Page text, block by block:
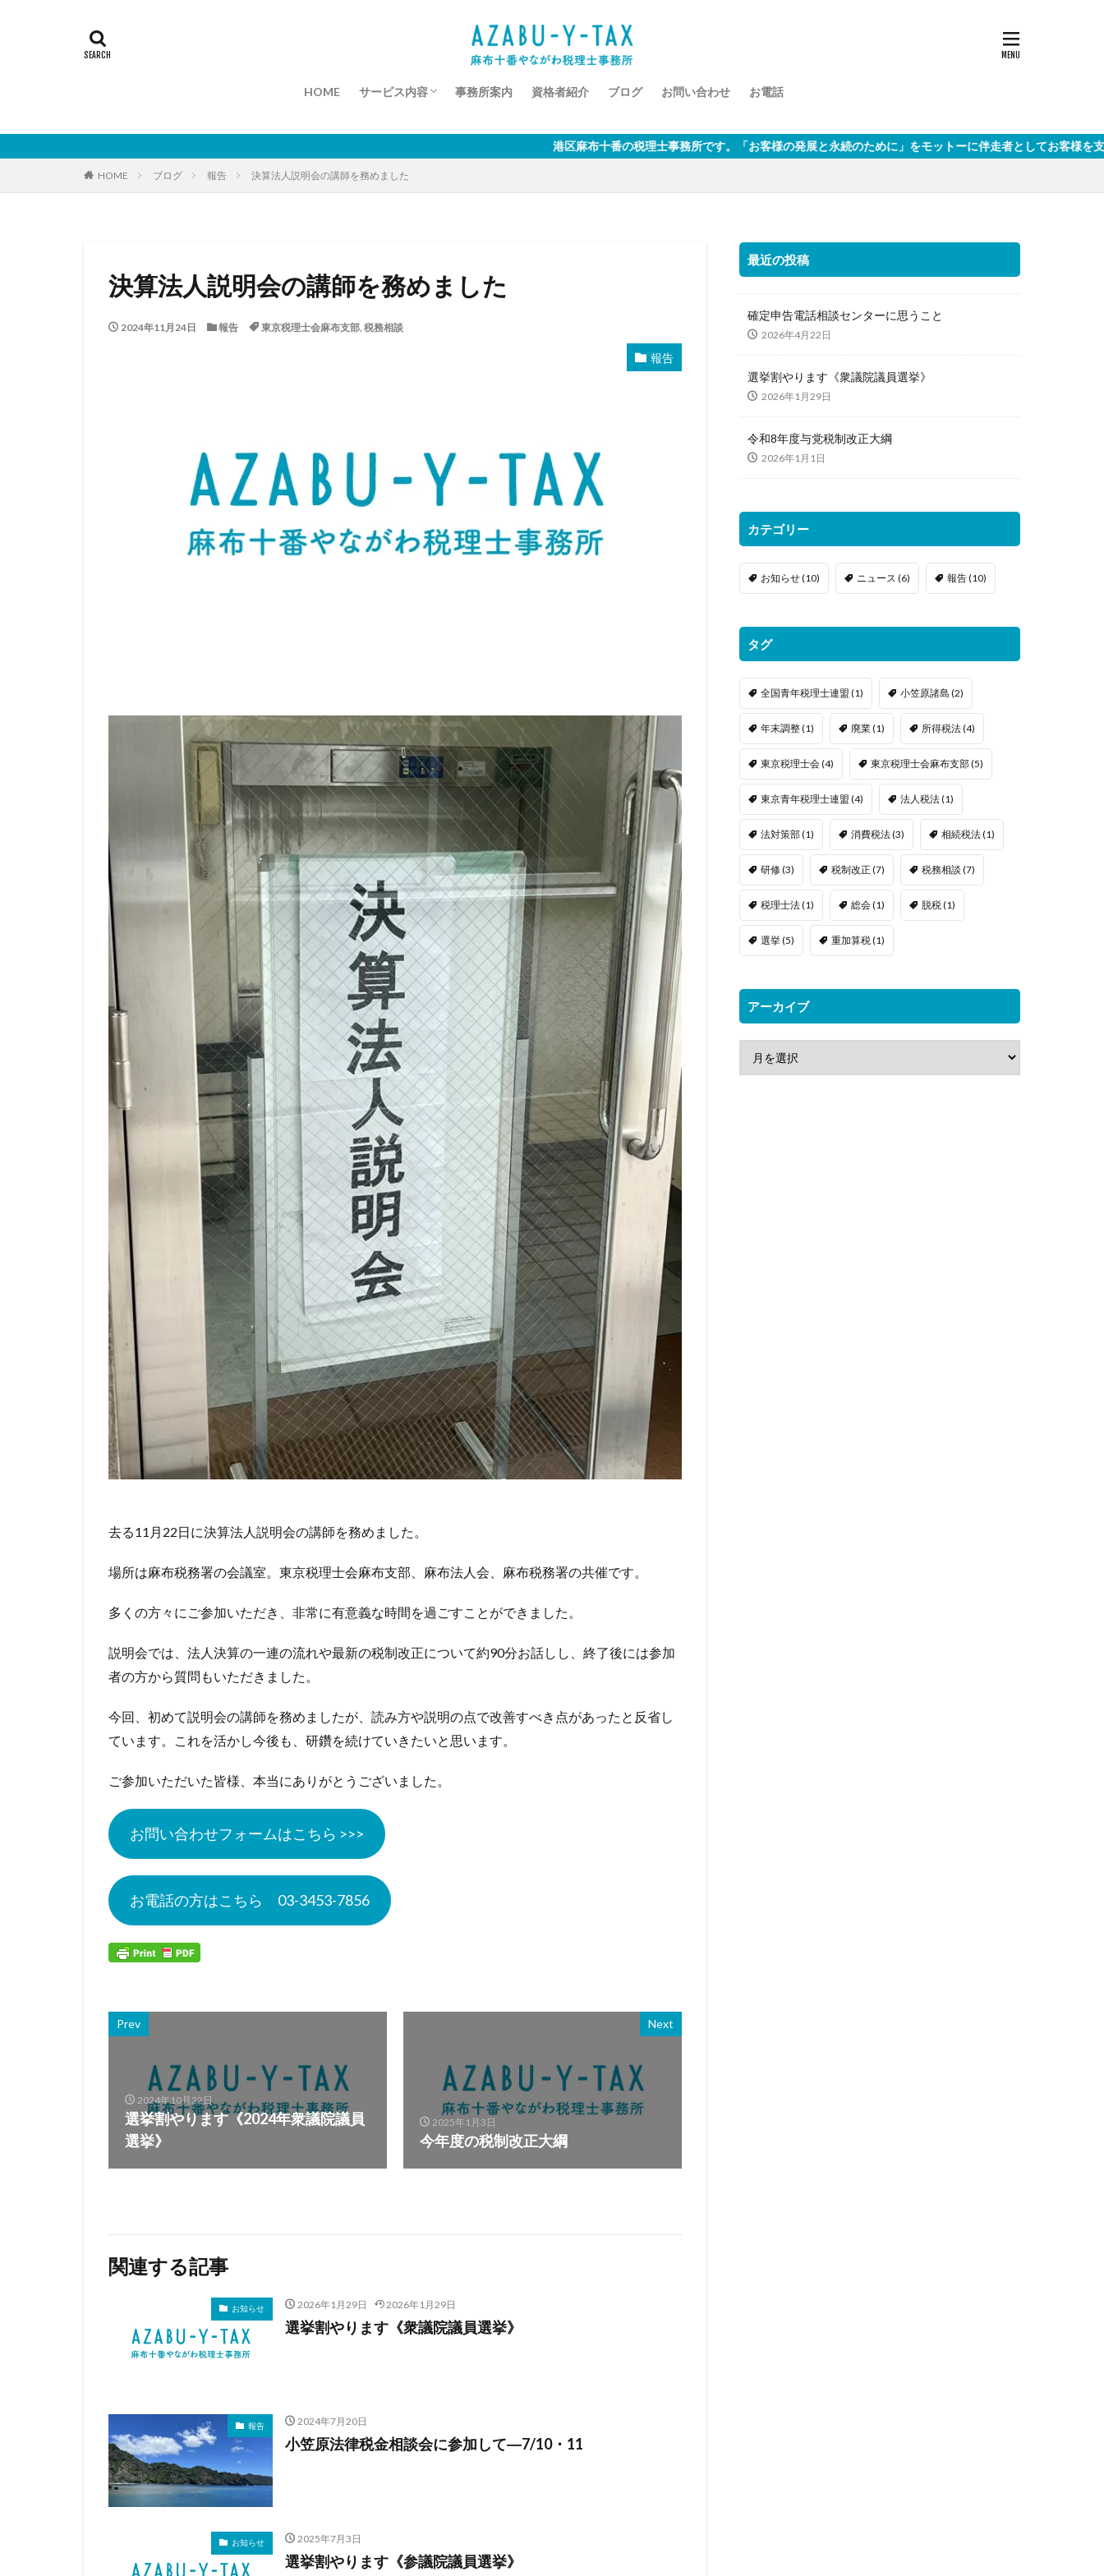
HOME サービス内容 事務所案内 資格者紹介 ブログ お問い合わせ お電話
港区麻布十番の税理士事務所です。「お客様の発展と永続のために」をモットーに伴走者としてお客様を支えます。お問い合わ
HOME ブログ 報告 決算法人説明会の講師を務めました
決算法人説明会の講師を務めました
2024年11月24日 報告 東京税理士会麻布支部, 税務相談
報告
去る11月22日に決算法人説明会の講師を務めました。
場所は麻布税務署の会議室。東京税理士会麻布支部、麻布法人会、麻布税務署の共催です。
多くの方々にご参加いただき、非常に有意義な時間を過ごすことができました。
説明会では、法人決算の一連の流れや最新の税制改正について約90分お話しし、終了後には参加
者の方から質問もいただきました。
今回、初めて説明会の講師を務めましたが、読み方や説明の点で改善すべき点があったと反省し
ています。これを活かし今後も、研鑽を続けていきたいと思います。
ご参加いただいた皆様、本当にありがとうございました。
お問い合わせフォームはこちら >>>
お電話の方はこちら 03-3453-7856
Prev
2024年10月22日
選挙割やります《2024年衆議院議員
選挙》
Next
2025年1月3日
今年度の税制改正大綱
関連する記事
お知らせ 2026年1月29日 2026年1月29日
選挙割やります《衆議院議員選挙》
報告 2024年7月20日
小笠原法律税金相談会に参加して―7/10・11
お知らせ 2025年7月3日
選挙割やります《参議院議員選挙》
最近の投稿
確定申告電話相談センターに思うこと
2026年4月22日
選挙割やります《衆議院議員選挙》
2026年1月29日
令和8年度与党税制改正大綱
2026年1月1日
カテゴリー
お知らせ(10) ニュース (6) 報告(10)
タグ
全国青年税理士連盟 (1) 小笠原諸島 (2)
年末調整(1) 廃業(1) 所得税法(4)
東京税理士会(4) 東京税理士会麻布支部(5)
東京青年税理士連盟 (4) 法人税法(1)
法対策部(1) 消費税法(3) 相続税法(1)
研修(3) 税制改正 (7) 税務相談 (7)
税理士法(1) 総会(1) 脱税(1)
選挙(5) 重加算税(1)
アーカイブ